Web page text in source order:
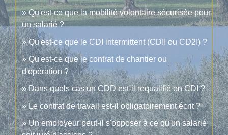
Qu'est-ce que la mobilité volontaire sécurisée pour
un salarié ?
Qu'est-ce que le CDI intermittent (CDII ou CD2I) ?
Qu'est-ce que le contrat de chantier ou
d'opération ?
Dans quels cas un CDD est-il requalifié en CDI ?
Le contrat de travail est-il obligatoirement écrit ?
Un employeur peut-il s'opposer à ce qu'un salarié